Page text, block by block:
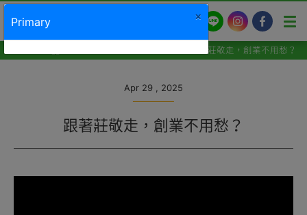
LINE InstagramFacebook
跟著莊敬走，創業不用愁？
Apr 29 , 2025
跟著莊敬走，創業不用愁？
Primary ×